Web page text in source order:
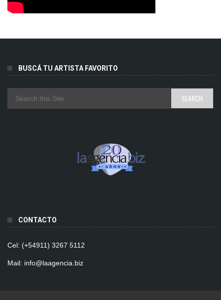
BUSCÁ TU ARTISTA FAVORITO
CONTACTO
Cel: (+54911) 3267 5112
Mail: info@laagencia.biz